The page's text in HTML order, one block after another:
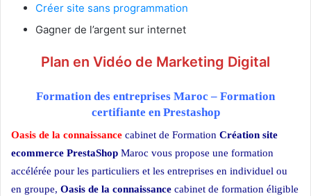
Créer site sans programmation
Gagner de l’argent sur internet
Plan en Vidéo de Marketing Digital
Formation des entreprises Maroc – Formation
certifiante en Prestashop
Oasis de la connaissance cabinet de Formation Création site
ecommerce PrestaShop Maroc vous propose une formation
accélérée pour les particuliers et les entreprises en individuel ou
en groupe, Oasis de la connaissance cabinet de formation éligible